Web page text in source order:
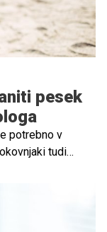
pesek
potrebno v
tudi
soncem,
Kako pa
iz očesa?